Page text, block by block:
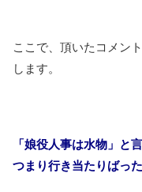
ここで、頂いたコメン
します。
「娘役人事は水物」と
つまり行き当たりばっ